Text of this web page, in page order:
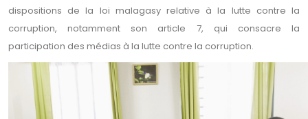
dispositions de la loi malagasy relative à la lutte contre la
corruption, notamment son article 7, qui consacre la
participation des médias à la lutte contre la corruption.